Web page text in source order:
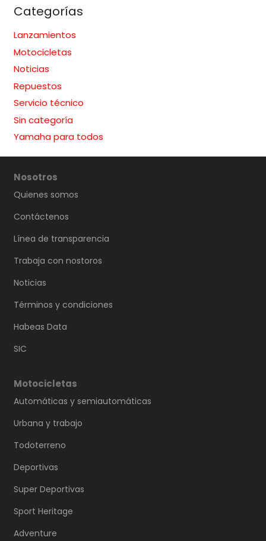
Categorías
Lanzamientos
Motocicletas
Noticias
Repuestos
Servicio técnico
Sin categoría
Yamaha para todos
Nosotros
Quienes somos
Contáctenos
Línea de transparencia
Trabaja con nostoros
Noticias
Términos y condiciones
Habeas Data
SIC
Motocicletas
Automáticas y semiautomáticas
Urbana y trabajo
Todoterreno
Deportivas
Super Deportivas
Sport Heritage
Adventure